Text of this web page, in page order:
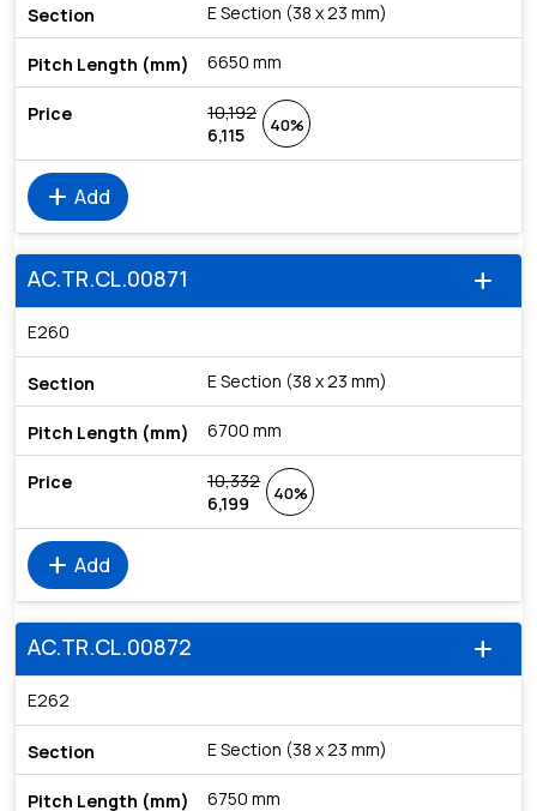
E Section (38 x 23 mm)
6650 mm
10,192
6,115
40%
add Add
add
AC.TR.CL.00871
E260
E Section (38 x 23 mm)
6700 mm
10,332
6,199
40%
add Add
add
AC.TR.CL.00872
E262
E Section (38 x 23 mm)
6750 mm